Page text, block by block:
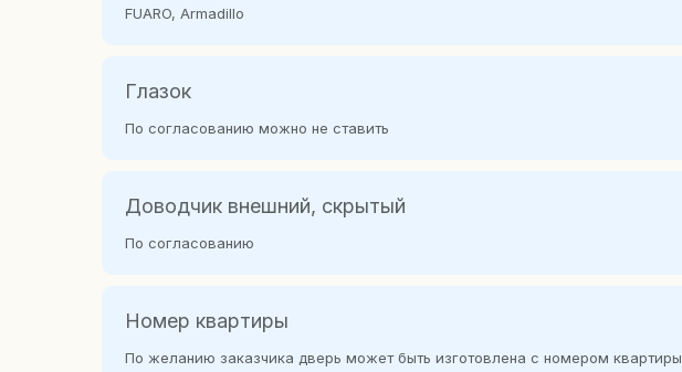
FUARO, Armadillo
Глазок
По согласованию можно не ставить
Доводчик внешний, скрытый
По согласованию
Номер квартиры
По желанию заказчика дверь может быть изготовлена с номером квартиры